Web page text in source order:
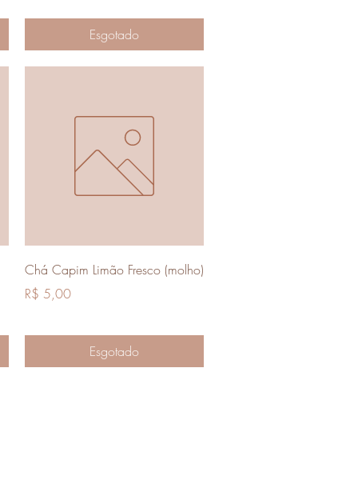
Esgotado
Visualização rápida
Chá Capim Limão Fresco (molho)
Preço
R$ 5,00
Esgotado